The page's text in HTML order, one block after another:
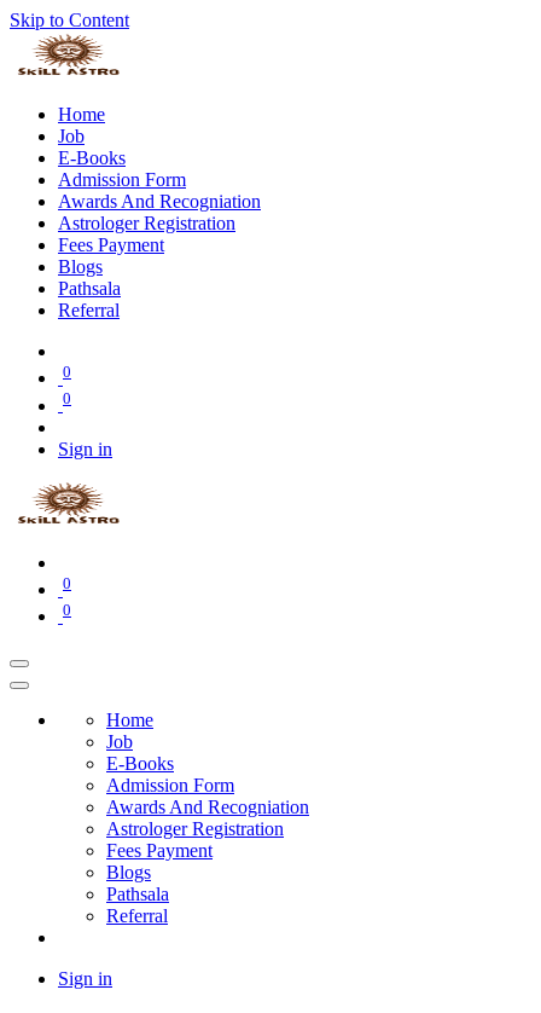
Skip to Content
Home
Job
E-Books
Admission Form
Awards And Recogniation
Astrologer Registration
Fees Payment
Blogs
Pathsala
Referral
0
0
Sign in
0
0
Home
Job
E-Books
Admission Form
Awards And Recogniation
Astrologer Registration
Fees Payment
Blogs
Pathsala
Referral
Sign in